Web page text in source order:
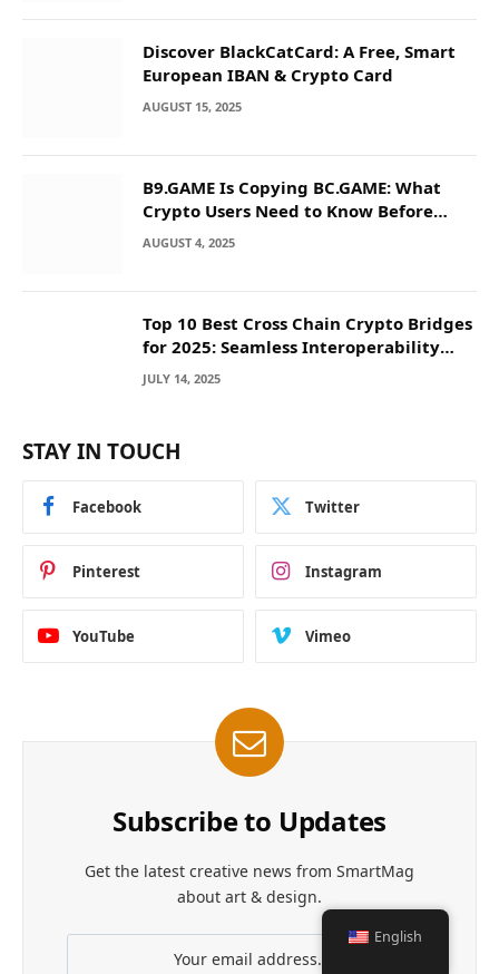
Discover BlackCatCard: A Free, Smart
European IBAN & Crypto Card
AUGUST 15, 2025
B9.GAME Is Copying BC.GAME: What
Crypto Users Need to Know Before
They Deposit
AUGUST 4, 2025
Top 10 Best Cross Chain Crypto Bridges
for 2025: Seamless Interoperability
Across Blockchain Networks
JULY 14, 2025
STAY IN TOUCH
Facebook Twitter
Pinterest Instagram
YouTube Vimeo
Subscribe to Updates
Get the latest creative news from SmartMag
about art & design.
English